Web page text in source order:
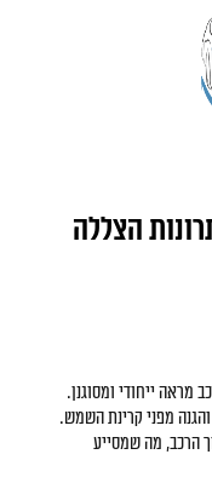
הצללה
מראה ייחודי ומסוגנן.
מפני קרינת השמש.
הרכב, מה שמסייע